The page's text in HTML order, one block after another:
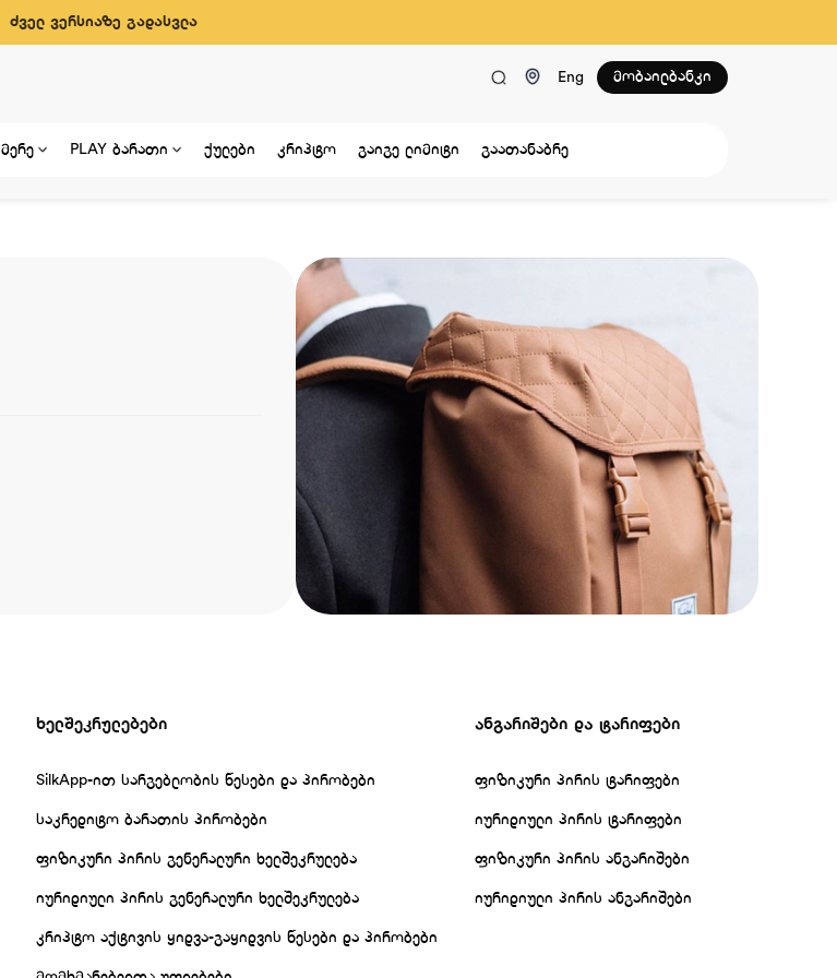
ძველ ვერსიაზე გადასვლა
Eng მობაილბანკი
მერე PLAY ბარათი ქულები კრიპტო გაიგე ლიმიტი გაათანაბრე
ხელშეკრულებები
SilkApp-ით სარგებლობის წესები და პირობები
საკრედიტო ბარათის პირობები
ფიზიკური პირის გენერალური ხელშეკრულება
იურიდიული პირის გენერალური ხელშეკრულება
კრიპტო აქტივის ყიდვა-გაყიდვის წესები და პირობები
ანგარიშები და ტარიფები
ფიზიკური პირის ტარიფები
იურიდიული პირის ტარიფები
ფიზიკური პირის ანგარიშები
იურიდიული პირის ანგარიშები